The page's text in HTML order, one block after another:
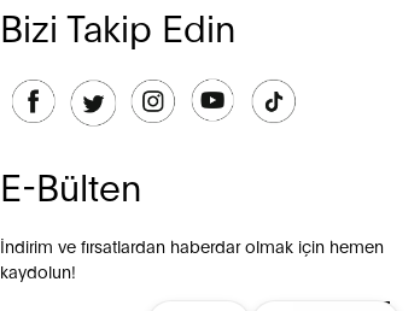
Bizi Takip Edin
E-Bülten
İndirim ve fırsatlardan haberdar olmak için hemen
kaydolun!